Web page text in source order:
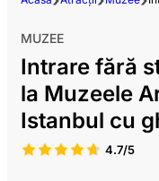
MUZEE
Intrare fără
la Muzeele
Istanbul cu
4.7/5